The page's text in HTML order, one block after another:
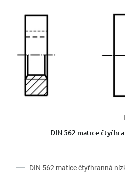
DIN 562 matice
DIN 562 matice čtyřhranná